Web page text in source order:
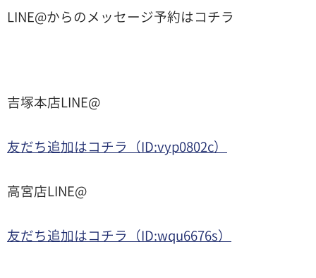
LINE@からのメッセージ予約はコチラ
吉塚本店LINE@
友だち追加はコチラ（ID:vyp0802c）
高宮店LINE@
友だち追加はコチラ（ID:wqu6676s）